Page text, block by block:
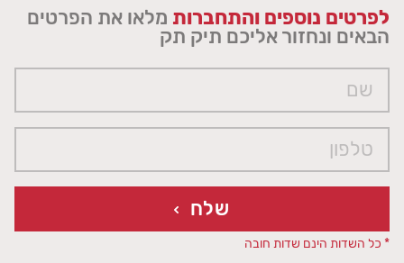
לפרטים נוספים והתחברות מלאו את הפרטים
הבאים ונחזור אליכם תיק תק
שלח
* כל השדות הינם שדות חובה